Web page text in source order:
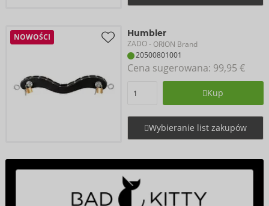
NOWOŚCI Humbler
ZADO- ORION Brand
20500801001
Cena sugerowana: 99,95 €
Kup
Wybieranie list zakupów